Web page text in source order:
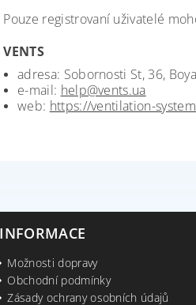
Pouze registrovaní uživatelé
VENTS
adresa: Sobornosti St, 36,
e-mail: help@vents.ua
web: https://ventilation-
INFORMACE
Možnosti dopravy
Obchodní podmínky
Zásady ochrany osobních údajů